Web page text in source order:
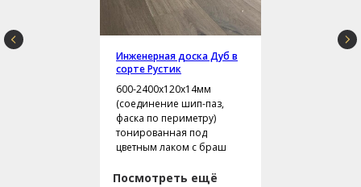
Инженерная доска Дуб в
сорте Рустик
600-2400х120х14мм
(соединение шип-паз,
фаска по периметру)
тонированная под
цветным лаком с браш
Посмотреть ещё